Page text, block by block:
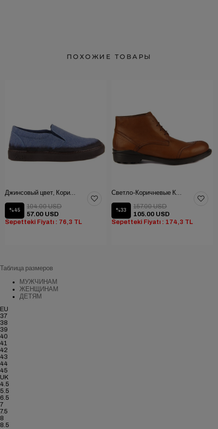
ПОХОЖИЕ ТОВАРЫ
%45
57.00 USD
104.00 USD
Sepetteki Fiyatı : 76,3 TL
%33
105.00 USD
157.00 USD
Sepetteki Fiyatı : 174,3 TL
Таблица размеров
МУЖЧИНАМ
ЖЕНЩИНАМ
ДЕТЯМ
EU
37
38
39
40
41
42
43
44
45
UK
4.5
5.5
6.5
7
7.5
8
8.5